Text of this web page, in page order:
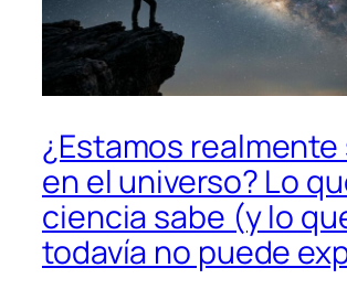
¿Estamos
en el universo? Lo
ciencia sabe (y lo
todavía no puede